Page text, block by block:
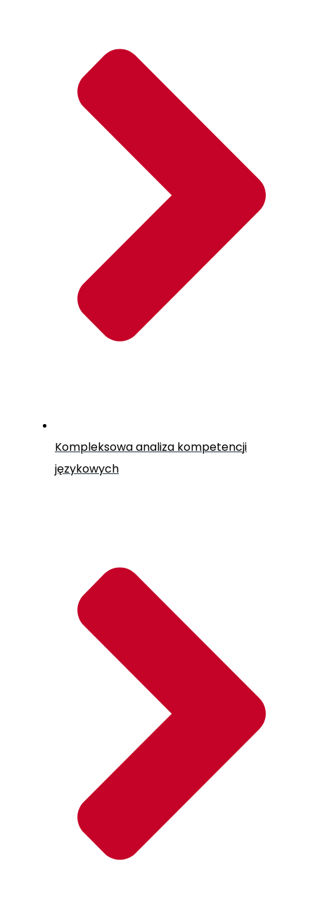
Kompleksowa analiza kompetencji
językowych